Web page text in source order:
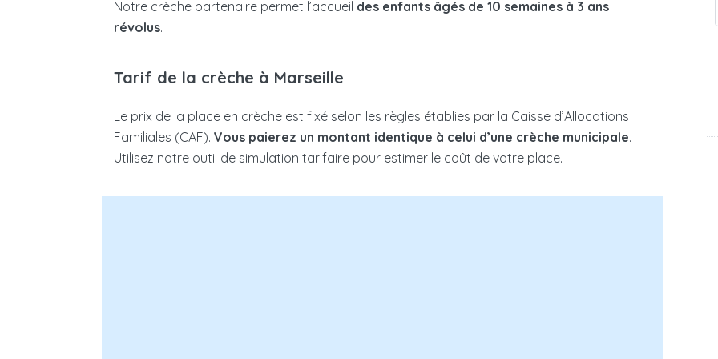
Notre crèche partenaire permet l’accueil des enfants âgés de 10 semaines à 3 ans
révolus.
Tarif de la crèche à Marseille
Le prix de la place en crèche est fixé selon les règles établies par la Caisse d’Allocations
Familiales (CAF). Vous paierez un montant identique à celui d’une crèche municipale.
Utilisez notre outil de simulation tarifaire pour estimer le coût de votre place.